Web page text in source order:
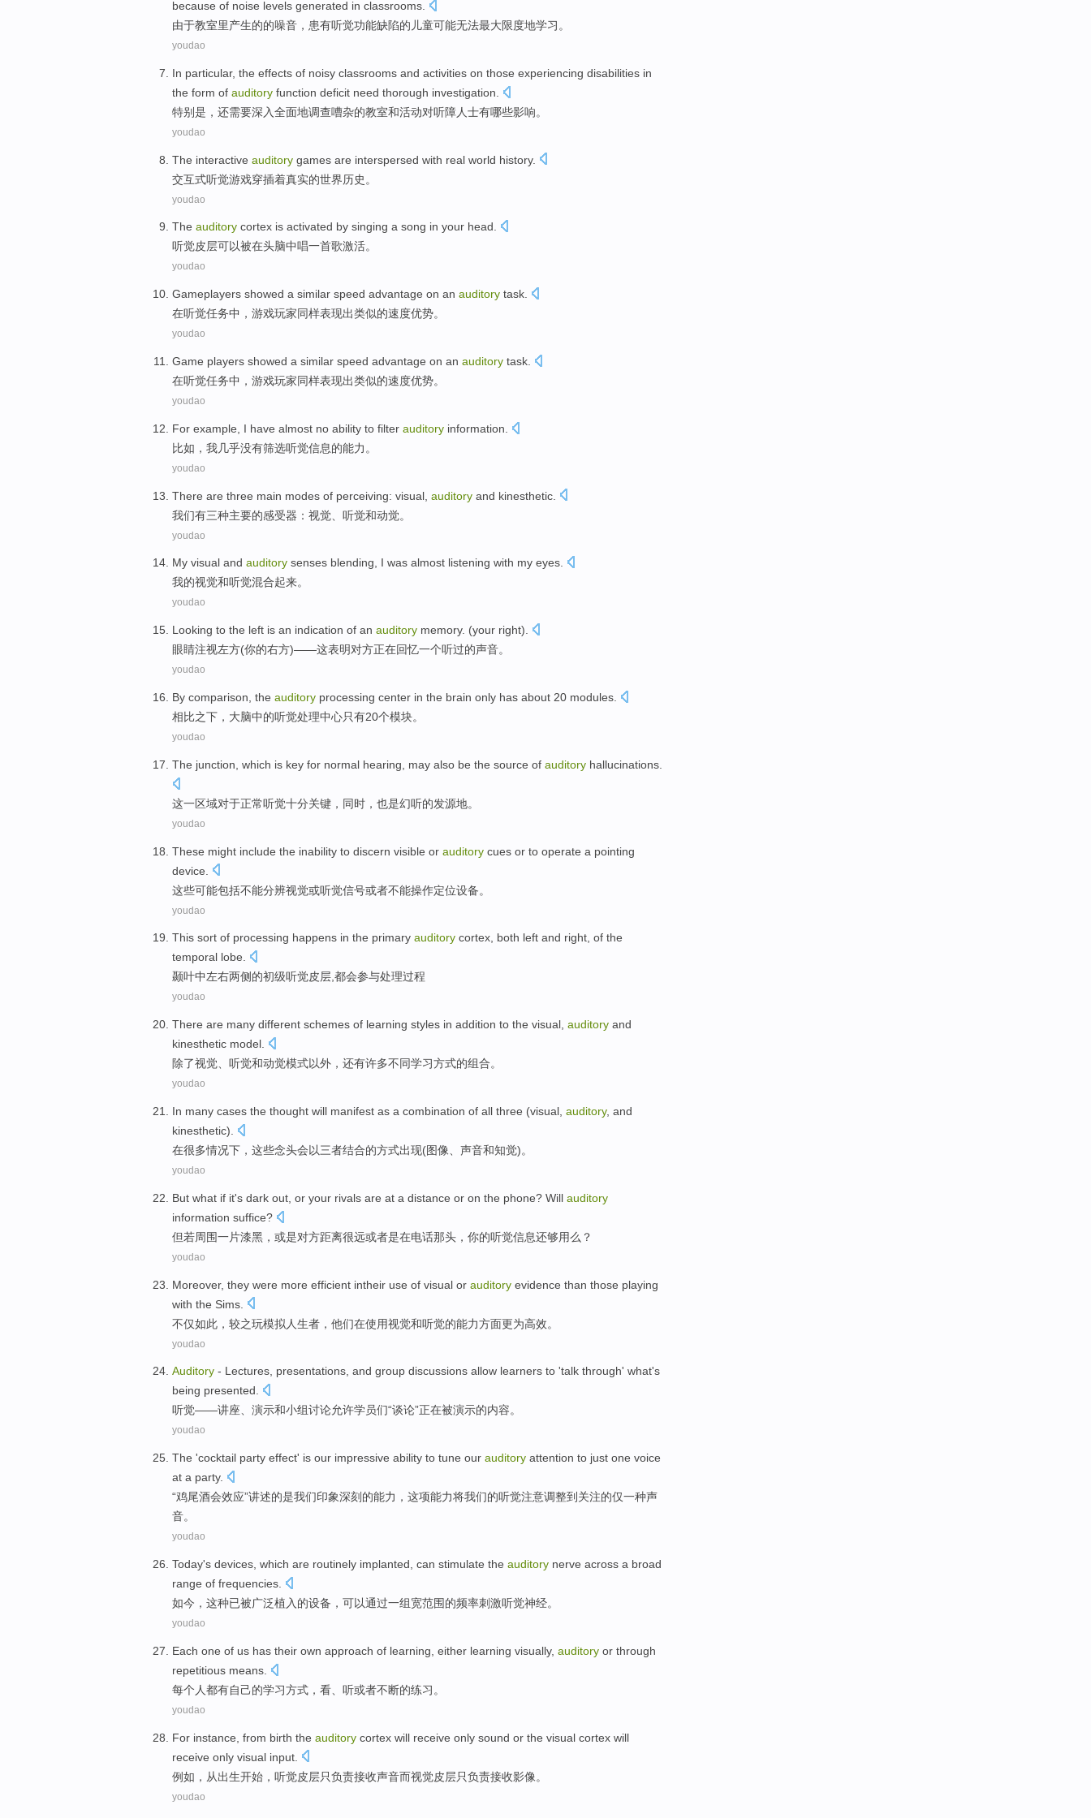
because of noise levels generated in classrooms
由于教室里产生的的噪音 ， 患有听觉功能缺陷的 儿童可能无法最大限度地学习 。
youdao
In particular, the effects of noisy classrooms and activities on those experiencing disabilities in
the form of auditory function deficit need thorough investigation
特别是 ，还需要深入全面地调查嘈杂的教室和活动对听障人士有哪些影响。
youdao
The interactive auditory games are interspersed with real world history.
交互式听觉游戏穿插着真实的世界历史。
youdao
The auditory cortex is activated by singing a song in your head.
听觉皮层可以被在头脑中唱一首歌激活。
youdao
Gameplayers showed a similar speed advantage on an auditory task
在听觉任务中，游戏玩家同样表现出类似的速度优势。
youdao
Game players showed a similar speed advantage on an auditory task
在听觉任务中， 游戏玩家同样表现出类似的速度优势。
youdao
For example I have almost no ability to filter auditory information
比如 ， 我几乎没有筛选听觉信息的能力 。
youdao
There are three main modes of perceiving: visual auditory and kinesthetic
我们有三种主要的感受器 ： 视觉 听觉和动觉。
youdao
My visual and auditory senses blending, I was almost listening with my eyes.
我的视觉和听觉混合起来。
youdao
Looking to the left is an indication of an auditory memory. (your right).
眼睛注视左方(你的右方)——这表明对方正在回忆一个听过的声音。
youdao
By comparison , the auditory processing center in the brain only has about 20 modules
相比之下， 大脑中的听觉处理中心只有20个模块。
youdao
The junction, which is key for normal hearing , may also be the source of auditory hallucinations
这一区域对于正常听觉十分关键 ， 同时 ，也是幻听的发源地。
youdao
These might include the inability to discern visible or auditory cues or to operate a pointing
device
这些可能包括不能分辨视觉或听觉信号或者不能操作定位设备。
youdao
This sort of processing happens in the primary auditory cortex, both left and right, of the
temporal lobe.
颞叶中左右两侧 的初级听觉皮层,都会参与处理过程
youdao
There are many different schemes of learning styles in addition to the visual auditory and
kinesthetic model.
除了视觉 听觉和动觉模式以外， 还有许多不同学习方式的组合。
youdao
In many cases the thought will manifest as a combination of all three (visual auditory, and
kinesthetic).
在很多情况下 ， 这些念头会以三者结合的方式出现(图像 、声音和知觉)。
youdao
But what if it's dark out, or your rivals are at a distance or on the phone? Will auditory
information suffice?
但若周围一片漆黑， 或是对方距离很远或者是在电话那头， 你的听觉信息还够用么？
youdao
Moreover, they were more efficient intheir use of visual or auditory evidence than those playing
with the Sims
不仅如此 ，较之玩模拟 人生者， 他们在使用视觉和听觉的能力方面更为高效。
youdao
Auditory - Lectures, presentations, and group discussions allow learners to 'talk through' what's
being presented.
听觉——讲座、 演示和小组讨论允许学员们“谈论”正在被演示的内容。
youdao
The 'cocktail party effect' is our impressive ability to tune our auditory attention to just one voice
at a party.
“鸡尾酒会效应”讲述的是我们印象深刻的能力 ，这项能力将我们的听觉注意调整到 关注的仅一种声
音。
youdao
Today's devices which are routinely implanted can stimulate the auditory nerve across a broad
range of frequencies
如今 ， 这种已被广泛植入 的设备 ， 可以通过一组宽范围的频率刺激听觉神经。
youdao
Each one of us has their own approach of learning , either learning visually, auditory or through
repetitious means.
每个 人都有自己的学习方式 ， 看 听或者不断的练习。
youdao
For instance from birth the auditory cortex will receive only sound or the visual cortex will
receive only visual input.
例如 ， 从出生开始 ， 听觉皮层只负责接收声音而视觉皮层只负责接收影像。
youdao